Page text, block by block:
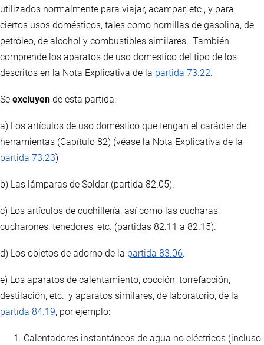
utilizados normalmente para viajar, acampar, etc., y para
ciertos usos domésticos, tales como hornillas de gasolina, de
petróleo, de alcohol y combustibles similares,. También
comprende los aparatos de uso domestico del tipo de los
descritos en la Nota Explicativa de la partida 73.22.
Se excluyen de esta partida:
a) Los artículos de uso doméstico que tengan el carácter de
herramientas (Capítulo 82) (véase la Nota Explicativa de la
partida 73.23)
b) Las lámparas de Soldar (partida 82.05).
c) Los artículos de cuchillería, así como las cucharas,
cucharones, tenedores, etc. (partidas 82.11 a 82.15).
d) Los objetos de adorno de la partida 83.06.
e) Los aparatos de calentamiento, cocción, torrefacción,
destilación, etc., y aparatos similares, de laboratorio, de la
partida 84.19, por ejemplo:
Calentadores instantáneos de agua no eléctricos (incluso